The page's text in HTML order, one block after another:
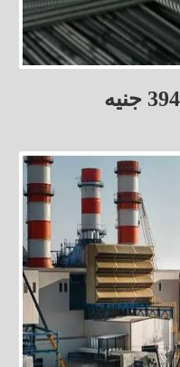
حديد المصريين يسجل 39400 جنيه